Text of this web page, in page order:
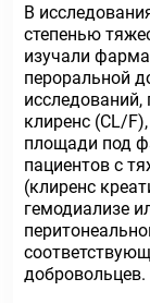
В
степенью
изучали
пероральной
клиренс (CL/
площади под
пациентов с
(клиренс
гемодиализе
добровольцев.